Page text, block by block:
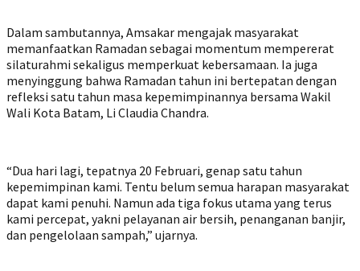
Dalam sambutannya, Amsakar mengajak masyarakat
memanfaatkan Ramadan sebagai momentum mempererat
silaturahmi sekaligus memperkuat kebersamaan. Ia juga
menyinggung bahwa Ramadan tahun ini bertepatan dengan
refleksi satu tahun masa kepemimpinannya bersama Wakil
Wali Kota Batam, Li Claudia Chandra.
“Dua hari lagi, tepatnya 20 Februari, genap satu tahun
kepemimpinan kami. Tentu belum semua harapan masyarakat
dapat kami penuhi. Namun ada tiga fokus utama yang terus
kami percepat, yakni pelayanan air bersih, penanganan banjir,
dan pengelolaan sampah,” ujarnya.